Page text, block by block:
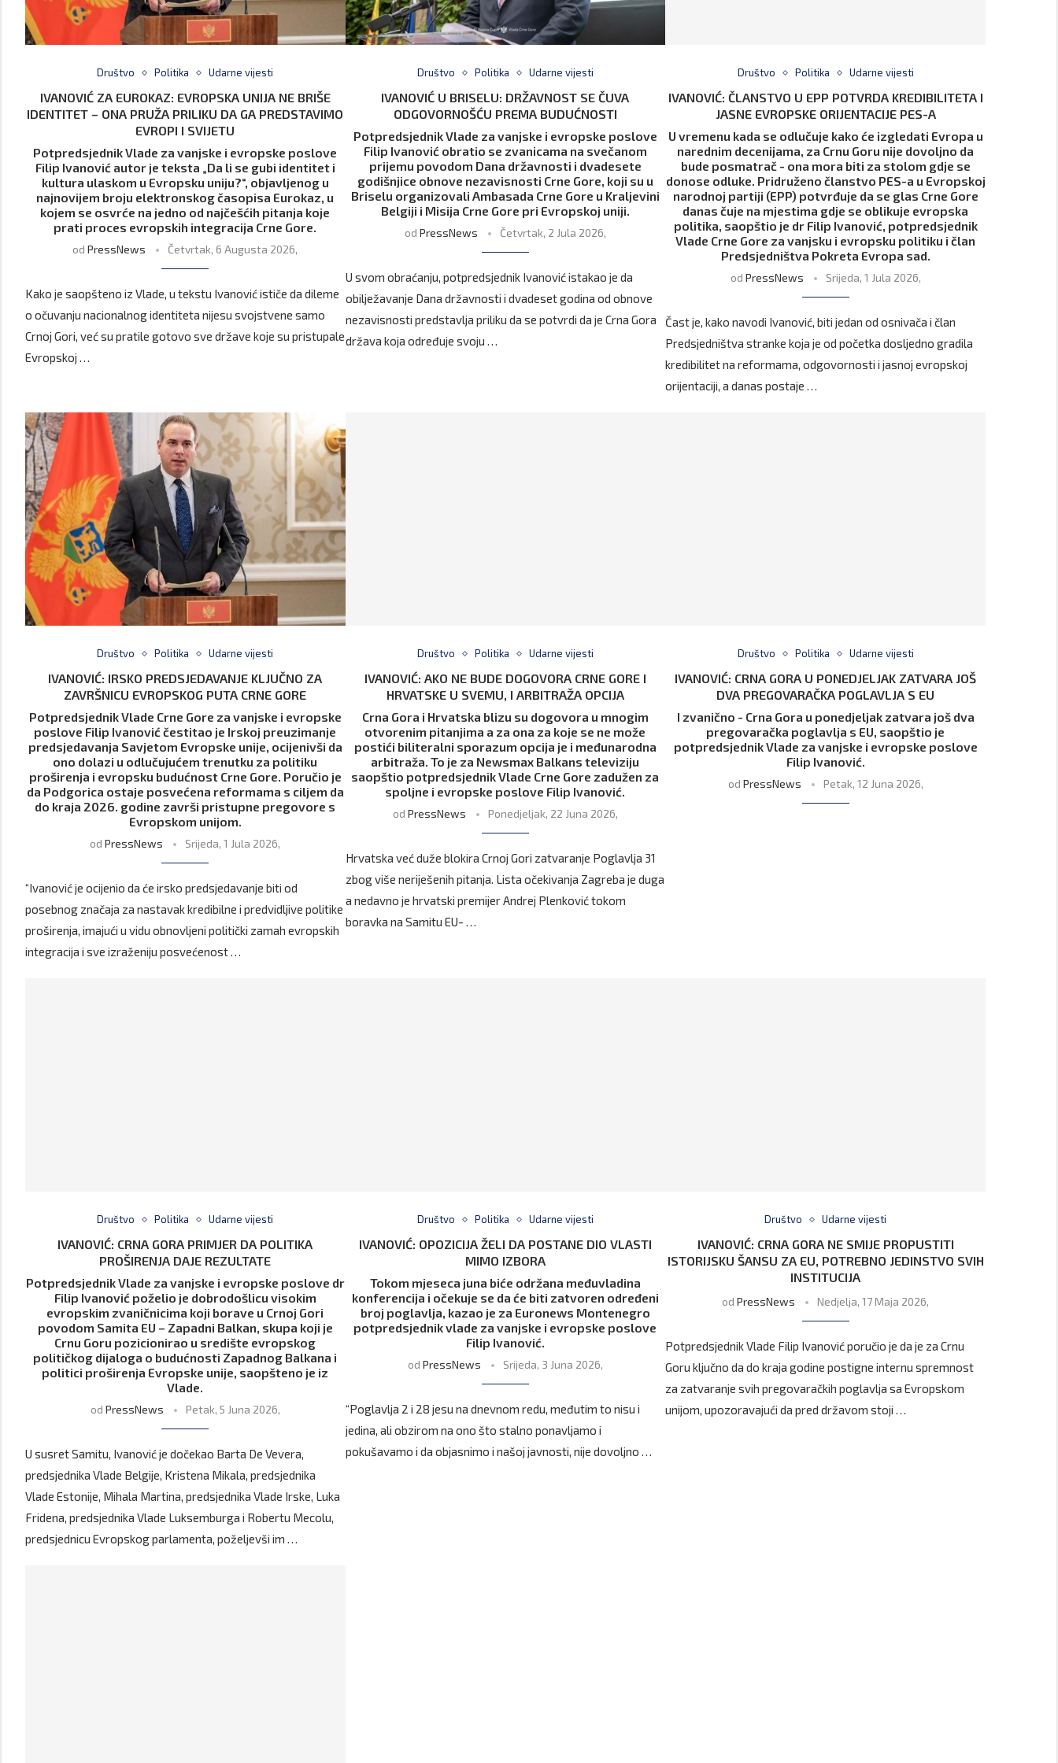
Društvo Politika Udarne vijesti
IVANOVIĆ ZA EUROKAZ: EVROPSKA UNIJA NE BRIŠE
IDENTITET – ONA PRUŽA PRILIKU DA GA PREDSTAVIMO
EVROPI I SVIJETU
Potpredsjednik Vlade za vanjske i evropske poslove
Filip Ivanović autor je teksta „Da li se gubi identitet i
kultura ulaskom u Evropsku uniju?“, objavljenog u
najnovijem broju elektronskog časopisa Eurokaz, u
kojem se osvrće na jedno od najčešćih pitanja koje
prati proces evropskih integracija Crne Gore.
odPressNews Četvrtak, 6 Augusta 2026,
Kako je saopšteno iz Vlade, u tekstu Ivanović ističe da dileme
o očuvanju nacionalnog identiteta nijesu svojstvene samo
Crnoj Gori, već su pratile gotovo sve države koje su pristupale
Evropskoj …
Društvo Politika Udarne vijesti
IVANOVIĆ U BRISELU: DRŽAVNOST SE ČUVA
ODGOVORNOŠĆU PREMA BUDUĆNOSTI
Potpredsjednik Vlade za vanjske i evropske poslove
Filip Ivanović obratio se zvanicama na svečanom
prijemu povodom Dana državnosti i dvadesete
godišnjice obnove nezavisnosti Crne Gore, koji su u
Briselu organizovali Ambasada Crne Gore u Kraljevini
Belgiji i Misija Crne Gore pri Evropskoj uniji.
od PressNews Četvrtak, 2 Jula 2026,
U svom obraćanju, potpredsjednik Ivanović istakao je da
obilježavanje Dana državnosti i dvadeset godina od obnove
nezavisnosti predstavlja priliku da se potvrdi da je Crna Gora
država koja određuje svoju …
Društvo Politika Udarne vijesti
IVANOVIĆ: ČLANSTVO U EPP POTVRDA KREDIBILITETA I
JASNE EVROPSKE ORIJENTACIJE PES-A
U vremenu kada se odlučuje kako će izgledati Evropa u
narednim decenijama, za Crnu Goru nije dovoljno da
bude posmatrač - ona mora biti za stolom gdje se
donose odluke. Pridruženo članstvo PES-a u Evropskoj
narodnoj partiji (EPP) potvrđuje da se glas Crne Gore
danas čuje na mjestima gdje se oblikuje evropska
politika, saopštio je dr Filip Ivanović, potpredsjednik
Vlade Crne Gore za vanjsku i evropsku politiku i član
Predsjedništva Pokreta Evropa sad.
od PressNews Srijeda, 1 Jula 2026,
Čast je, kako navodi Ivanović, biti jedan od osnivača i član
Predsjedništva stranke koja je od početka dosljedno gradila
kredibilitet na reformama, odgovornosti i jasnoj evropskoj
orijentaciji, a danas postaje …
Društvo Politika Udarne vijesti
IVANOVIĆ: IRSKO PREDSJEDAVANJE KLJUČNO ZA
ZAVRŠNICU EVROPSKOG PUTA CRNE GORE
Potpredsjednik Vlade Crne Gore za vanjske i evropske
poslove Filip Ivanović čestitao je Irskoj preuzimanje
predsjedavanja Savjetom Evropske unije, ocijenivši da
ono dolazi u odlučujućem trenutku za politiku
proširenja i evropsku budućnost Crne Gore. Poručio je
da Podgorica ostaje posvećena reformama s ciljem da
do kraja 2026. godine završi pristupne pregovore s
Evropskom unijom.
odPressNews Srijeda, 1 Jula 2026,
“Ivanović je ocijenio da će irsko predsjedavanje biti od
posebnog značaja za nastavak kredibilne i predvidljive politike
proširenja, imajući u vidu obnovljeni politički zamah evropskih
integracija i sve izraženiju posvećenost …
Društvo Politika Udarne vijesti
IVANOVIĆ: AKO NE BUDE DOGOVORA CRNE GORE I
HRVATSKE U SVEMU, I ARBITRAŽA OPCIJA
Crna Gora i Hrvatska blizu su dogovora u mnogim
otvorenim pitanjima a za ona za koje se ne može
postići biliteralni sporazum opcija je i međunarodna
arbitraža. To je za Newsmax Balkans televiziju
saopštio potpredsjednik Vlade Crne Gore zadužen za
spoljne i evropske poslove Filip Ivanović.
od PressNews Ponedjeljak, 22 Juna 2026,
Hrvatska već duže blokira Crnoj Gori zatvaranje Poglavlja 31
zbog više neriješenih pitanja. Lista očekivanja Zagreba je duga
a nedavno je hrvatski premijer Andrej Plenković tokom
boravka na Samitu EU- …
Društvo Politika Udarne vijesti
IVANOVIĆ: CRNA GORA U PONEDJELJAK ZATVARA JOŠ
DVA PREGOVARAČKA POGLAVLJA S EU
I zvanično - Crna Gora u ponedjeljak zatvara još dva
pregovaračka poglavlja s EU, saopštio je
potpredsjednik Vlade za vanjske i evropske poslove
Filip Ivanović.
od PressNews Petak, 12 Juna 2026,
Društvo Politika Udarne vijesti
IVANOVIĆ: CRNA GORA PRIMJER DA POLITIKA
PROŠIRENJA DAJE REZULTATE
Potpredsjednik Vlade za vanjske i evropske poslove dr
Filip Ivanović poželio je dobrodošlicu visokim
evropskim zvaničnicima koji borave u Crnoj Gori
povodom Samita EU – Zapadni Balkan, skupa koji je
Crnu Goru pozicionirao u središte evropskog
političkog dijaloga o budućnosti Zapadnog Balkana i
politici proširenja Evropske unije, saopšteno je iz
Vlade.
od PressNews Petak, 5 Juna 2026,
U susret Samitu, Ivanović je dočekao Barta De Vevera,
predsjednika Vlade Belgije, Kristena Mikala, predsjednika
Vlade Estonije, Mihala Martina, predsjednika Vlade Irske, Luka
Fridena, predsjednika Vlade Luksemburga i Robertu Mecolu,
predsjednicu Evropskog parlamenta, poželjevši im …
Društvo Politika Udarne vijesti
IVANOVIĆ: OPOZICIJA ŽELI DA POSTANE DIO VLASTI
MIMO IZBORA
Tokom mjeseca juna biće održana međuvladina
konferencija i očekuje se da će biti zatvoren određeni
broj poglavlja, kazao je za Euronews Montenegro
potpredsjednik vlade za vanjske i evropske poslove
Filip Ivanović.
od PressNews Srijeda, 3 Juna 2026,
“Poglavlja 2 i 28 jesu na dnevnom redu, međutim to nisu i
jedina, ali obzirom na ono što stalno ponavljamo i
pokušavamo i da objasnimo i našoj javnosti, nije dovoljno …
Društvo Udarne vijesti
IVANOVIĆ: CRNA GORA NE SMIJE PROPUSTITI
ISTORIJSKU ŠANSU ZA EU, POTREBNO JEDINSTVO SVIH
INSTITUCIJA
odPressNews Nedjelja, 17 Maja 2026,
Potpredsjednik Vlade Filip Ivanović poručio je da je za Crnu
Goru ključno da do kraja godine postigne internu spremnost
za zatvaranje svih pregovaračkih poglavlja sa Evropskom
unijom, upozoravajući da pred državom stoji …